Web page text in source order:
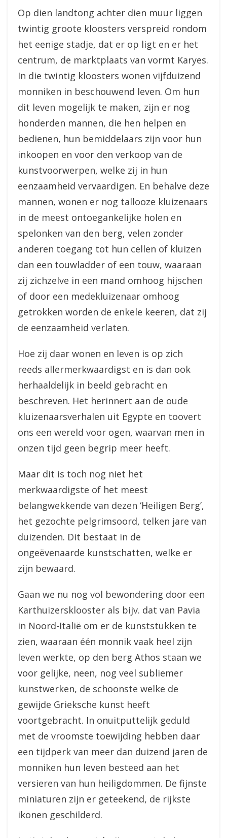
Op dien landtong achter dien muur liggen
twintig groote kloosters verspreid rondom
het eenige stadje, dat er op ligt en er het
centrum, de marktplaats van vormt Karyes.
In die twintig kloosters wonen vijfduizend
monniken in beschouwend leven. Om hun
dit leven mogelijk te maken, zijn er nog
honderden mannen, die hen helpen en
bedienen, hun bemiddelaars zijn voor hun
inkoopen en voor den verkoop van de
kunstvoorwerpen, welke zij in hun
eenzaamheid vervaardigen. En behalve deze
mannen, wonen er nog tallooze kluizenaars
in de meest ontoegankelijke holen en
spelonken van den berg, velen zonder
anderen toegang tot hun cellen of kluizen
dan een touwladder of een touw, waaraan
zij zichzelve in een mand omhoog hijschen
of door een medekluizenaar omhoog
getrokken worden de enkele keeren, dat zij
de eenzaamheid verlaten.
Hoe zij daar wonen en leven is op zich
reeds allermerkwaardigst en is dan ook
herhaaldelijk in beeld gebracht en
beschreven. Het herinnert aan de oude
kluizenaarsverhalen uit Egypte en toovert
ons een wereld voor ogen, waarvan men in
onzen tijd geen begrip meer heeft.
Maar dit is toch nog niet het
merkwaardigste of het meest
belangwekkende van dezen ‘Heiligen Berg’,
het gezochte pelgrimsoord, telken jare van
duizenden. Dit bestaat in de
ongeëvenaarde kunstschatten, welke er
zijn bewaard.
Gaan we nu nog vol bewondering door een
Karthuizersklooster als bijv. dat van Pavia
in Noord-Italië om er de kunststukken te
zien, waaraan één monnik vaak heel zijn
leven werkte, op den berg Athos staan we
voor gelijke, neen, nog veel subliemer
kunstwerken, de schoonste welke de
gewijde Grieksche kunst heeft
voortgebracht. In onuitputtelijk geduld
met de vroomste toewijding hebben daar
een tijdperk van meer dan duizend jaren de
monniken hun leven besteed aan het
versieren van hun heiligdommen. De fijnste
miniaturen zijn er geteekend, de rijkste
ikonen geschilderd.